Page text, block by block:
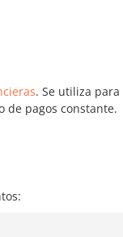
. Se utiliza
de pagos constante.